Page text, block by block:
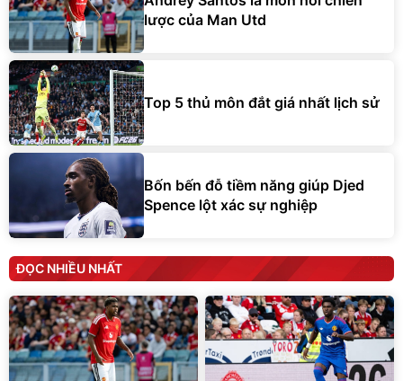
lược của Man Utd
Top 5 thủ môn đắt giá nhất lịch sử
Bốn bến đỗ tiềm năng giúp Djed
Spence lột xác sự nghiệp
ĐỌC NHIỀU NHẤT